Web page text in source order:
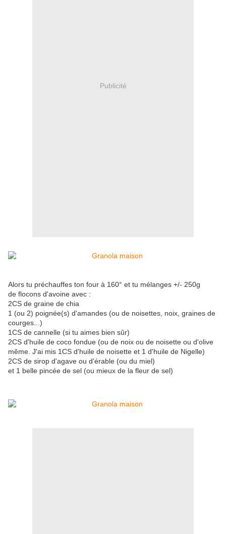
Publicité
Alors tu préchauffes ton four à 160° et tu mélanges +/- 250g
de flocons d'avoine avec :
2CS de graine de chia
1 (ou 2) poignée(s) d'amandes (ou de noisettes, noix, graines de
courges...)
1CS de cannelle (si tu aimes bien sûr)
2CS d'huile de coco fondue (ou de noix ou de noisette ou d'olive
même. J'ai mis 1CS d'huile de noisette et 1 d'huile de Nigelle)
2CS de sirop d'agave ou d'érable (ou du miel)
et 1 belle pincée de sel (ou mieux de la fleur de sel)